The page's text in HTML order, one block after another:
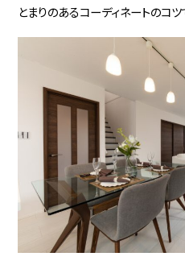
とまりのあるコーディネートのコツ